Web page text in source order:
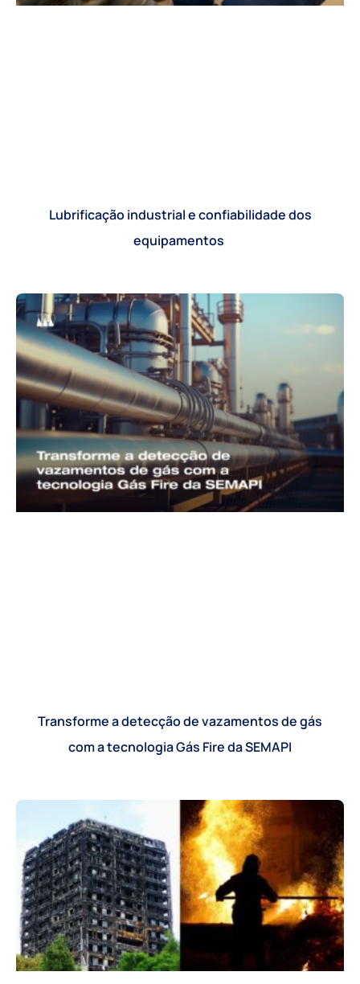
Lubrificação industrial e confiabilidade dos
equipamentos
Transforme a detecção de vazamentos de gás
com a tecnologia Gás Fire da SEMAPI